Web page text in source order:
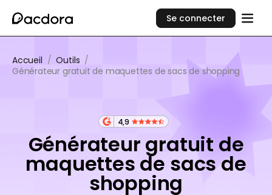
Se connecter
Accueil / Outils /
Générateur gratuit de maquettes de sacs de shopping
4,9
Générateur gratuit de
maquettes de sacs de
shopping